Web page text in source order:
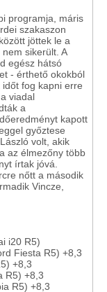
programja, máris
szakaszon
jöttek le a
sikerült. A
egész hátsó
- érthető okokból
fog kapni erre
viadal
a
kapott
győztese
volt, akik
az élmezőny több
írtak jóvá.
nőtt a második
Vincze,
i20 R5)
Fiesta R5) +8,3
+8,3
R5) +8,3
R5) +8,3